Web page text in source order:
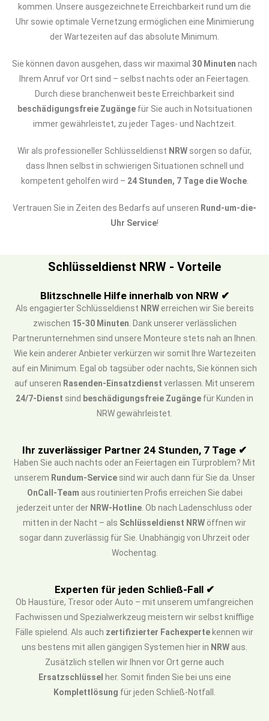
kommen. Unsere ausgezeichnete Erreichbarkeit rund um die
Uhr sowie optimale Vernetzung ermöglichen eine Minimierung
der Wartezeiten auf das absolute Minimum.
Sie können davon ausgehen, dass wir maximal 30 Minuten nach
Ihrem Anruf vor Ort sind – selbst nachts oder an Feiertagen.
Durch diese branchenweit beste Erreichbarkeit sind
beschädigungsfreie Zugängefür Sie auch in Notsituationen
immer gewährleistet, zu jeder Tages- und Nachtzeit.
Wir als professioneller Schlüsseldienst NRW sorgen so dafür,
dass Ihnen selbst in schwierigen Situationen schnell und
kompetent geholfen wird – 24 Stunden, 7 Tage die Woche.
Vertrauen Sie in Zeiten des Bedarfs auf unseren Rund-um-die-
Uhr Service!
Schlüsseldienst NRW - Vorteile
Blitzschnelle Hilfe innerhalb von NRW ✔
Als engagierter Schlüsseldienst NRWerreichen wir Sie bereits
zwischen 15-30 Minuten . Dank unserer verlässlichen
Partnerunternehmen sind unsere Monteure stets nah an Ihnen.
Wie kein anderer Anbieter verkürzen wir somit Ihre Wartezeiten
auf ein Minimum. Egal ob tagsüber oder nachts, Sie können sich
auf unseren Rasenden-Einsatzdienst verlassen. Mit unserem
24/7-Dienst sind beschädigungsfreie Zugänge für Kunden in
NRW gewährleistet.
Ihr zuverlässiger Partner 24 Stunden, 7 Tage ✔
Haben Sie auch nachts oder an Feiertagen ein Türproblem? Mit
unserem Rundum-Servicesind wir auch dann für Sie da. Unser
OnCall-Team aus routinierten Profis erreichen Sie dabei
jederzeit unter der NRW-Hotline . Ob nach Ladenschluss oder
mitten in der Nacht – als Schlüsseldienst NRW öffnen wir
sogar dann zuverlässig für Sie. Unabhängig von Uhrzeit oder
Wochentag.
Experten für jeden Schließ-Fall ✔
Ob Haustüre, Tresor oder Auto – mit unserem umfangreichen
Fachwissen und Spezialwerkzeug meistern wir selbst knifflige
Fälle spielend. Als auch zertifizierter Fachexperte kennen wir
uns bestens mit allen gängigen Systemen hier in NRW aus.
Zusätzlich stellen wir Ihnen vor Ort gerne auch
Ersatzschlüssel her. Somit finden Sie bei uns eine
Komplettlösung für jeden Schließ-Notfall.